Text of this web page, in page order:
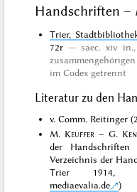
Handschriften –
Trier,
72r
saec. xiv in.,
im Codex getrennt
Literatur zu den
v. Comm. Reitinger
M. Keuffer – G.
der
Verzeichnis der
Trier
mediaevalia.de
)